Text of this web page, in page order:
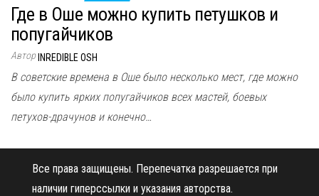
Где в Оше можно купить петушков и
попугайчиков
Автор INREDIBLE OSH
В советские времена в Оше было несколько мест, где можно
было купить ярких попугайчиков всех мастей, боевых
петухов-драчунов и конечно…
Все права защищены. Перепечатка разрешается при
наличии гиперссылки и указания авторства.